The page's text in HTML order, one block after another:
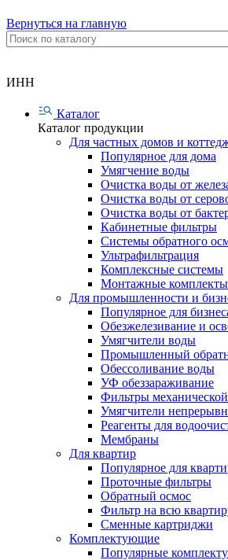
Вернуться на главную
ИНН
Каталог
Каталог продукции
Для частных домов и
Популярное для дома
Умягчение воды
Очистка воды от
Очистка воды от
Очистка воды от
Кабинетные фильтры
Системы обратного
Ультрафильтрация
Комплексные системы
Монтажные комплекты
Для промышленности и
Популярное для
Обезжелезивание и
Умягчители воды
Промышленный
Обессоливание воды
УФ обеззараживание
Фильтры
Умягчители
Реагенты для
Мембраны
Для квартир
Популярное для
Проточные фильтры
Обратный осмос
Фильтр на всю
Сменные картриджи
Комплектующие
Популярные